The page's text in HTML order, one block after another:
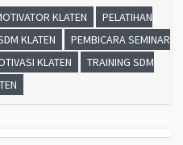
KLATEN
PELATIHAN
KLATEN
PEMBICARA SEMINAR
KLATEN
TRAINING SDM